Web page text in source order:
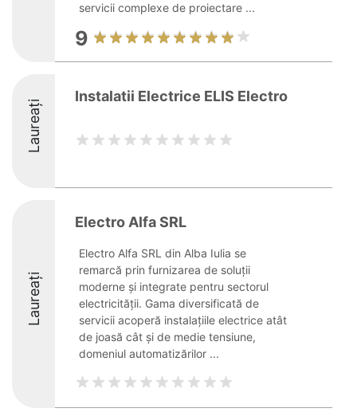
servicii complexe de proiectare ...
9
Laureați
Instalatii Electrice ELIS Electro
Laureați
Electro Alfa SRL
Electro Alfa SRL din Alba Iulia se
remarcă prin furnizarea de soluții
moderne și integrate pentru sectorul
electricității. Gama diversificată de
servicii acoperă instalațiile electrice atât
de joasă cât și de medie tensiune,
domeniul automatizărilor ...